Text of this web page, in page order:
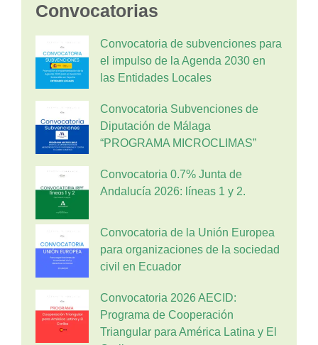
Convocatorias
Convocatoria de subvenciones para
el impulso de la Agenda 2030 en
las Entidades Locales
Convocatoria Subvenciones de
Diputación de Málaga
“PROGRAMA MICROCLIMAS”
Convocatoria 0.7% Junta de
Andalucía 2026: líneas 1 y 2.
Convocatoria de la Unión Europea
para organizaciones de la sociedad
civil en Ecuador
Convocatoria 2026 AECID:
Programa de Cooperación
Triangular para América Latina y El